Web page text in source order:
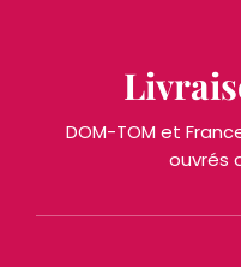
DOM-TOM et
ouvrés